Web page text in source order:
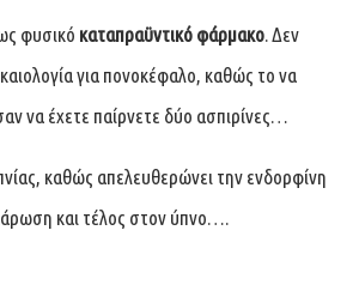
φυσικό καταπραϋντικό φάρμακο. Δεν
για πονοκέφαλο, καθώς το να
να έχετε παίρνετε δύο ασπιρίνες…
καθώς απελευθερώνει την ενδορφίνη
και τέλος στον ύπνο….